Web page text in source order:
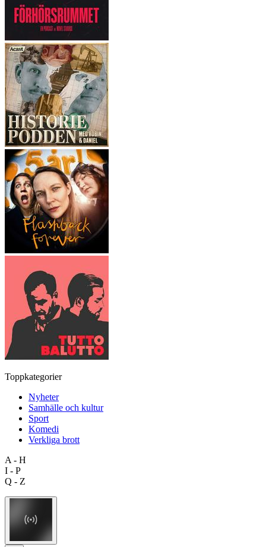
Toppkategorier
Nyheter
Samhälle och kultur
Sport
Komedi
Verkliga brott
A - H
I - P
Q - Z